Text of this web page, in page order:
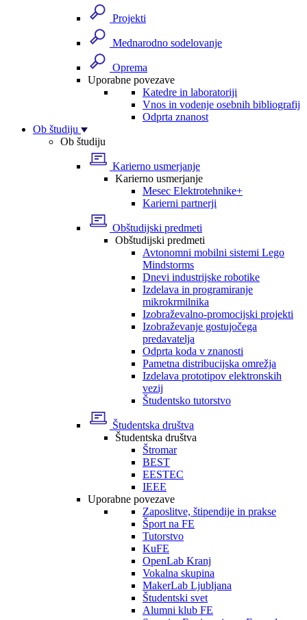
Projekti
Mednarodno sodelovanje
Oprema
Uporabne povezave
Katedre in laboratoriji
Vnos in vodenje osebnih bibliografij
Odprta znanost
Ob študiju
Ob študiju
Karierno usmerjanje
Karierno usmerjanje
Mesec Elektrotehnike+
Karierni partnerji
Obštudijski predmeti
Obštudijski predmeti
Avtonomni mobilni sistemi Lego
Mindstorms
Dnevi industrijske robotike
Izdelava in programiranje
mikrokrmilnika
Izobraževalno-promocijski projekti
Izobraževanje gostujočega
predavatelja
Odprta koda v znanosti
Pametna distribucijska omrežja
Izdelava prototipov elektronskih
vezij
Študentsko tutorstvo
Študentska društva
Študentska društva
Štromar
BEST
EESTEC
IEEE
Uporabne povezave
Zaposlitve, štipendije in prakse
Šport na FE
Tutorstvo
KuFE
OpenLab Kranj
Vokalna skupina
MakerLab Ljubljana
Študentski svet
Alumni klub FE